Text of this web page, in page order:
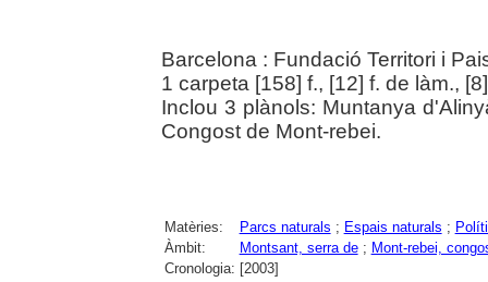
Barcelona : Fundació Territori i
1 carpeta [158] f., [12] f. de làm.,
Inclou 3 plànols: Muntanya
Congost de Mont-rebei.
Matèries: Parcs naturals ; Espais naturals ;
Àmbit:
Montsant, serra de; Mont-rebei,
Cronologia: [2003]